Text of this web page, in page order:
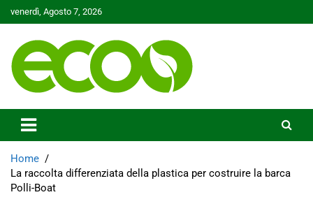
to
venerdì, Agosto 7, 2026
Ecoo.it
Home
La raccolta differenziata della plastica per costruire la barca
Polli-Boat